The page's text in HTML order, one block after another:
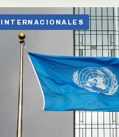
INTERNACIONALES